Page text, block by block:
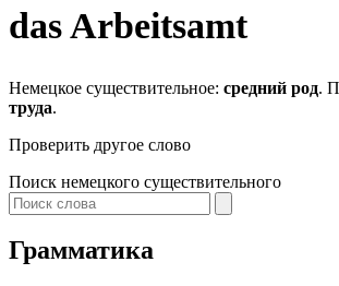
dasArbeitsamt
Немецкое существительное: средний род.
труда.
Проверить другое слово
Поиск немецкого существительного
Грамматика